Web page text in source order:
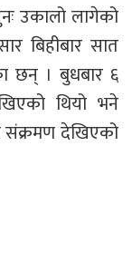
उकालो लागेको
बिहीबार सात
छन् । बुधबार ६
थियो भने
संक्रमण देखिएको